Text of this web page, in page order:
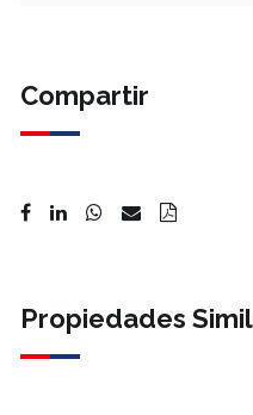
Compartir
Propiedades